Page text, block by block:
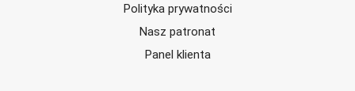
Polityka prywatności
Nasz patronat
Panel klienta